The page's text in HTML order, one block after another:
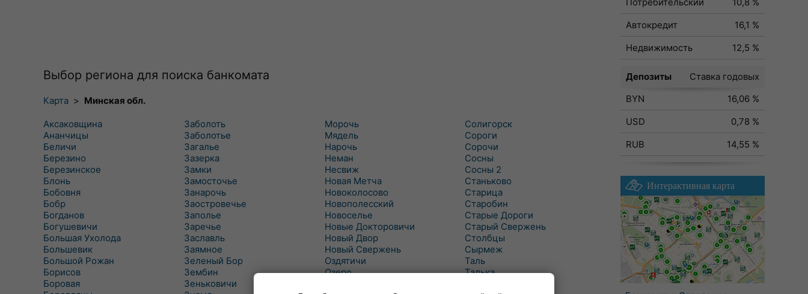
Выбор региона для поиска банкомата
Карта > Минская обл.
Аксаковщина
Ананчицы
Беличи
Березино
Березинское
Блонь
Бобовня
Бобр
Богданов
Богушевичи
Большая Ухолода
Большевик
Большой Рожан
Борисов
Боровая
Заболоть
Заболотье
Загалье
Зазерка
Замки
Замосточье
Занарочь
Заостровечье
Заполье
Заречье
Заславль
Заямное
Зеленый Бор
Зембин
Зеньковичи
Морочь
Мядель
Нарочь
Неман
Несвиж
Новая Метча
Новоколосово
Новополесский
Новоселье
Новые Докторовичи
Новый Двор
Новый Свержень
Оздятичи
Озеро
Солигорск
Сороги
Сорочи
Сосны
Сосны 2
Станьково
Старица
Старобин
Старые Дороги
Старый Свержень
Столбцы
Сырмеж
Таль
Талька
Автокредит
16,1 %
Недвижимость
12,5 %
Депозиты
Ставка годовых
BYN
16,06 %
USD
0,78 %
RUB
14,55 %
Интерактивная карта